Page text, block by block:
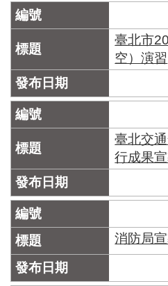
門
牌
合
索
系
統
化
文
化
資
產
臺
北
市
臺北市
空）演習
臺北交
行成果
消防局